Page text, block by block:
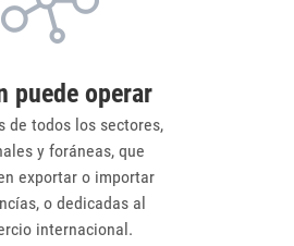
puede operar
de todos los sectores,
y foráneas, que
exportar o importar
o dedicadas al
internacional.